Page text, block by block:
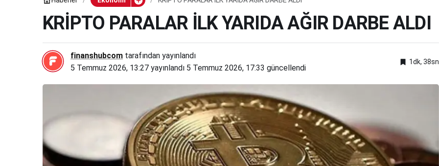
KRİPTO PARALAR İLK YARIDA AĞIR DARBE ALDI
finanshubcom tarafından yayınlandı
5 Temmuz 2026, 13:27 yayınlandı 5 Temmuz 2026, 17:33 güncellendi
1dk, 38sn